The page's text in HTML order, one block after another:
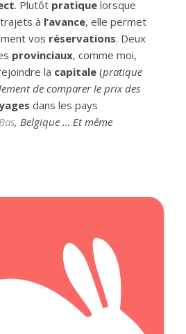
. Plutôt pratique lorsque
à l’avance, elle permet
vos réservations. Deux
provinciaux, comme moi,
la capitale (pratique
de comparer le prix des
dans les pays
, Belgique … Et même